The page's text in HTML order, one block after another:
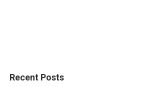
Recent Posts